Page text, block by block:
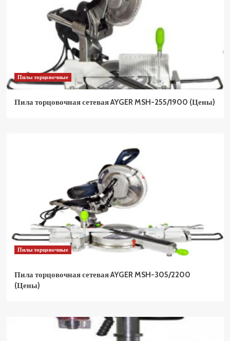
Пилы торцовочные
Пила торцовочная сетевая AYGER MSH-255/1900 (Цены)
Пилы торцовочные
Пила торцовочная сетевая AYGER MSH-305/2200
(Цены)